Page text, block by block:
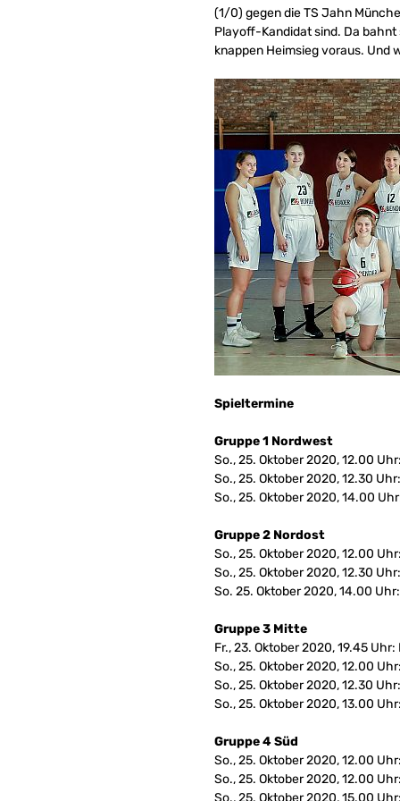
(1/0) gegen die TS Jahn
Playoff-Kandidat sind. Da
knappen Heimsieg voraus. Und
Spieltermine
Gruppe 1 Nordwest
So., 25. Oktober 2020, 12.00
So., 25. Oktober 2020, 12.30
So., 25. Oktober 2020, 14.00
Gruppe 2 Nordost
So., 25. Oktober 2020, 12.00
So., 25. Oktober 2020, 12.30
So. 25. Oktober 2020, 14.00
Gruppe 3 Mitte
Fr., 23. Oktober 2020, 19.45
So., 25. Oktober 2020, 12.00
So., 25. Oktober 2020, 12.30
So., 25. Oktober 2020, 13.00
Gruppe 4 Süd
So., 25. Oktober 2020, 12.00
So., 25. Oktober 2020, 12.00
So., 25. Oktober 2020, 15.00